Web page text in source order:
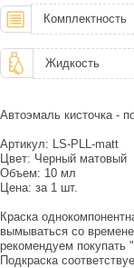
Комплектность
Жидкость
Автоэмаль кисточка -
Артикул: LS-PLL-matt
Цвет: Черный матовый
Объем: 10 мл
Цена: за 1 шт.
Краска
вымываться со
рекомендуем покупать "
Подкраска